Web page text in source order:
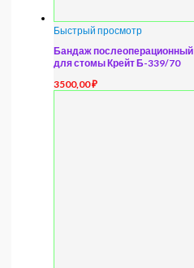
Быстрый просмотр
Бандаж послеоперационный
для стомы Крейт Б-339/70
3500,00₽